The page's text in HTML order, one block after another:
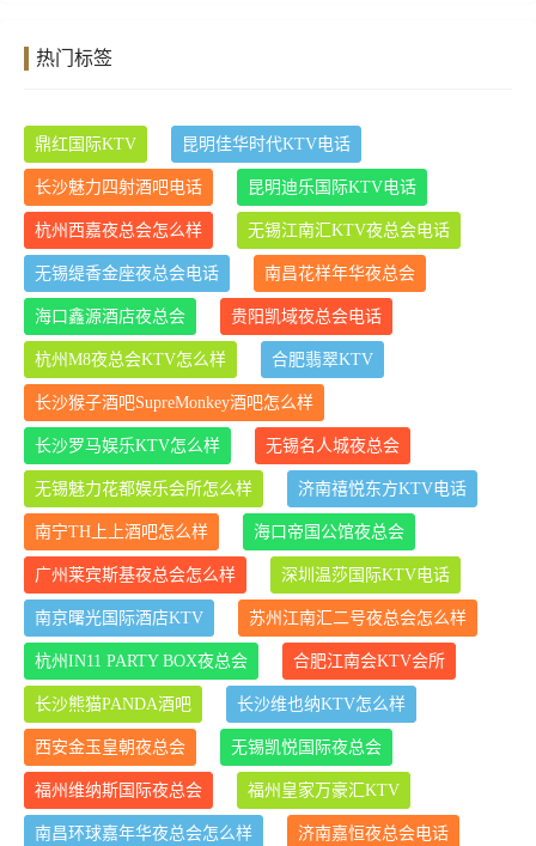
热门标签
鼎红国际KTV 昆明佳华时代KTV电话
长沙魅力四射酒吧电话 昆明迪乐国际KTV电话
杭州西嘉夜总会怎么样 无锡江南汇KTV夜总会电话
无锡缇香金座夜总会电话 南昌花样年华夜总会
海口鑫源酒店夜总会 贵阳凯域夜总会电话
杭州M8夜总会KTV怎么样 合肥翡翠KTV
长沙猴子酒吧SupreMonkey酒吧怎么样
长沙罗马娱乐KTV怎么样 无锡名人城夜总会
无锡魅力花都娱乐会所怎么样 济南禧悦东方KTV电话
南宁TH上上酒吧怎么样 海口帝国公馆夜总会
广州莱宾斯基夜总会怎么样 深圳温莎国际KTV电话
南京曙光国际酒店KTV 苏州江南汇二号夜总会怎么样
杭州IN11 PARTY BOX夜总会 合肥江南会KTV会所
长沙熊猫PANDA酒吧 长沙维也纳KTV怎么样
西安金玉皇朝夜总会 无锡凯悦国际夜总会
福州维纳斯国际夜总会 福州皇家万豪汇KTV
南昌环球嘉年华夜总会怎么样 济南嘉恒夜总会电话